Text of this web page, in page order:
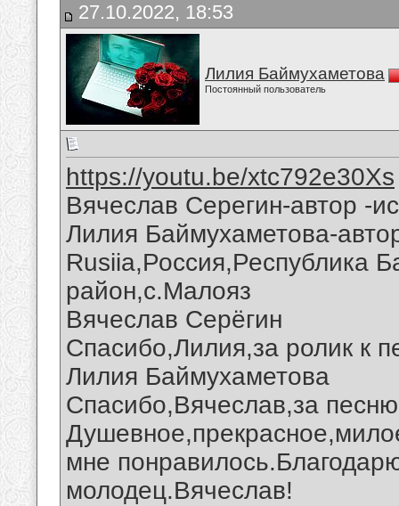
27.10.2022, 18:53
Лилия Баймухаметова
Постоянный пользователь
https://youtu.be/xtc792e30Xs
Вячеслав Серегин-автор -
Лилия Баймухаметова-
Rusiia,Россия,Республика
район,с.Малояз
Вячеслав Серёгин
Спасибо,Лилия,за ролик к
Лилия Баймухаметова
Спасибо,Вячеслав,за
мне
молодец.Вячеслав!